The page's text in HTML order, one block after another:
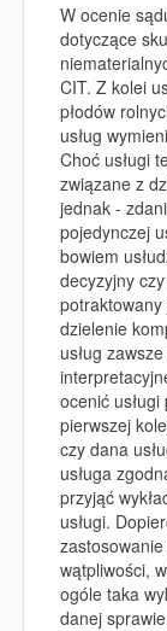
W ocenie
dotyczące
CIT. Z kolei
płodów
usług
Choć usługi
związane z
jednak -
pojedynczej
bowiem
decyzyjny
potraktowany
dzielenie
usług
ocenić
pierwszej
czy dana
usługa
przyjąć
usługi.
wątpliwości,
ogóle taka
danej